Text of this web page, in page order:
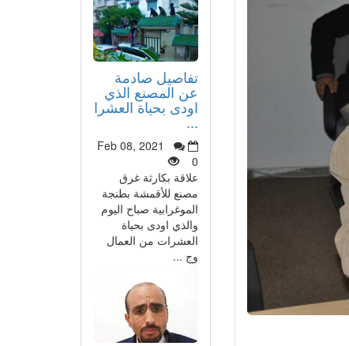
تفاصيل صادمة
عن المصنع الذي
اودى بحياة العشرا
...
Feb 08, 2021
0
علاقة بكارثة غرق
مصنع للأقمشة بطنجة
الموغرابية صباح اليوم
والذي اودى بحياة
العشرات من العمال
وج ...